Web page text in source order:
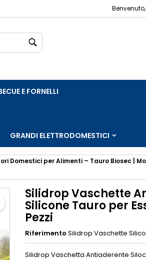
Benvenuto,
E FORNELLI
GRANDI ELETTRODOMESTICI
Domestici per Alimenti – Tauro Biosec |
Silidrop Vaschette
Silicone Tauro per
Pezzi
Riferimento Silidrop Vaschette
Silidrop Vaschetta Antiaderente
nella tua lista
Accedi